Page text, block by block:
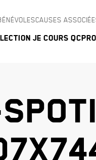
CAUSES
Je Cours QC